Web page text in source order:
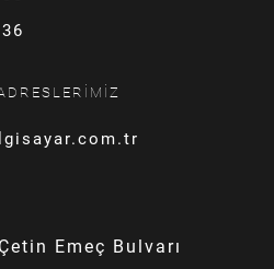
Emeç Bulvarı